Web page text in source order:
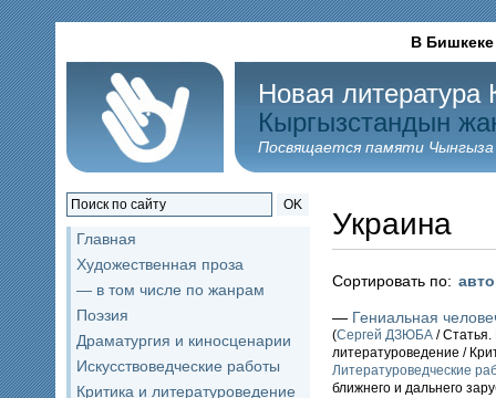
В Бишкеке
Новая литература
Кыргызстандын
Посвящается памяти
OK
Главная
Художественная проза
— в том числе по жанрам
Поэзия
Драматургия и киносценарии
Искусствоведческие работы
Критика и литературоведение
Украина
Сортировать по:
— Гениальная
(Сергей ДЗЮБА / Статья.
литературоведение /
Литературоведческие
ближнего и дальнего